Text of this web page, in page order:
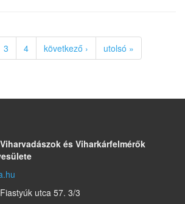
3 4 következő › utolsó »
és Viharkárfelmérők
utca 57. 3/3